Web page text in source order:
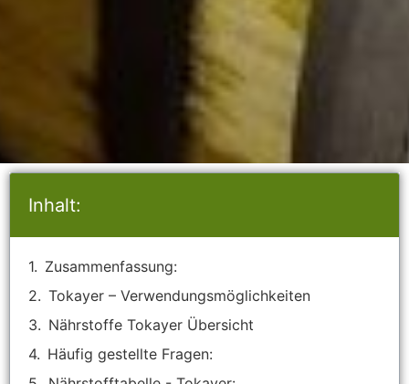
Inhalt:
Zusammenfassung:
Tokayer – Verwendungsmöglichkeiten
Nährstoffe Tokayer Übersicht
Häufig gestellte Fragen: